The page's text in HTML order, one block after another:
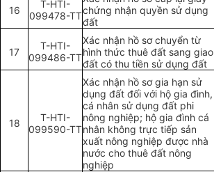
16
T-HTI-
099478-TTchứng nhận quyền sử dụng
đất
17
T-HTI-
099486-TT
Xác nhận hồ sơ chuyển từ
hình thức thuê đất sang giao
đất có thu tiền sử dụng đất
18
T-HTI-
099590-TT
Xác nhận hồ sơ gia hạn sử
dụng đất đối với hộ gia đình,
cá nhân sử dụng đất phi
nông nghiệp; hộ gia đình cá
nhân không trực tiếp sản
xuất nông nghiệp được nhà
nước cho thuê đất nông
nghiệp